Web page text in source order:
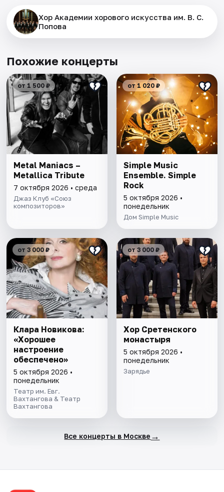
Хор Академии хорового искусства им. В. С.
Попова
Похожие концерты
от 1 500 ₽
Metal Maniacs –
Metallica Tribute
7 октября 2026 • среда
Джаз Клуб «Союз
композиторов»
от 1 020 ₽
Simple Music
Ensemble. Simple
Rock
5 октября 2026 •
понедельник
Дом Simple Music
от 3 000 ₽
Клара Новикова:
«Хорошее
настроение
обеспечено»
5 октября 2026 •
понедельник
Театр им. Евг.
Вахтангова & Театр
Вахтангова
от 3 000 ₽
Хор Сретенского
монастыря
5 октября 2026 •
понедельник
Зарядье
Все концерты в Москве →